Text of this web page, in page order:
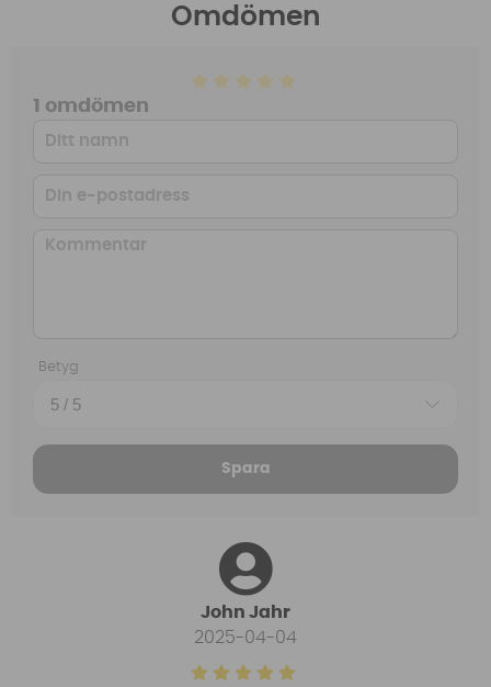
Omdömen
1 omdömen
Betyg
Spara
John Jahr
2025-04-04